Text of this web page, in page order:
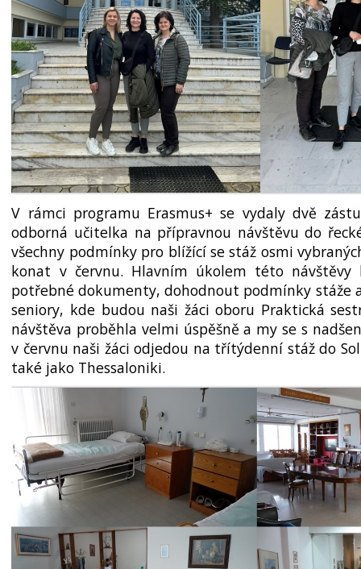
V rámci programu Erasmus+ se vydaly dvě
odborná učitelka na přípravnou návštěvu do
všechny podmínky pro blížící se stáž osmi
konat v červnu. Hlavním úkolem této návštěvy
potřebné dokumenty, dohodnout podmínky stáže
seniory, kde budou naši žáci oboru Praktická
návštěva proběhla velmi úspěšně a my se s
v červnu naši žáci odjedou na třítýdenní stáž do
také jako Thessaloniki.